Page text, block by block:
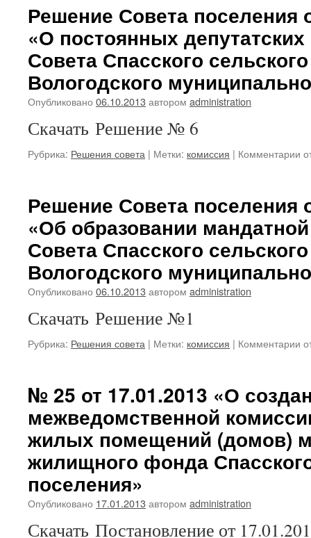
и
от
№
Решение Совета поселения
«О постоянных
Совета Спасского
Вологодского
Опубликовано 06.10.2013автором administration
Скачать Решение № 6
Рубрика: Решения совета | Метки: комиссия | Комментарии к
от
№
Решение Совета поселения
«Об образовании
Совета Спасского
Вологодского
Опубликовано 06.10.2013автором administration
Скачать Решение №1
Рубрика: Решения совета | Метки: комиссия | Комментарии к
от
№
№ 25 от 17.01.2013 «О
межведомственной
жилых помещений (домов)
жилищного фонда
поселения»
Опубликовано 17.01.2013автором administration
Скачать Постановление от